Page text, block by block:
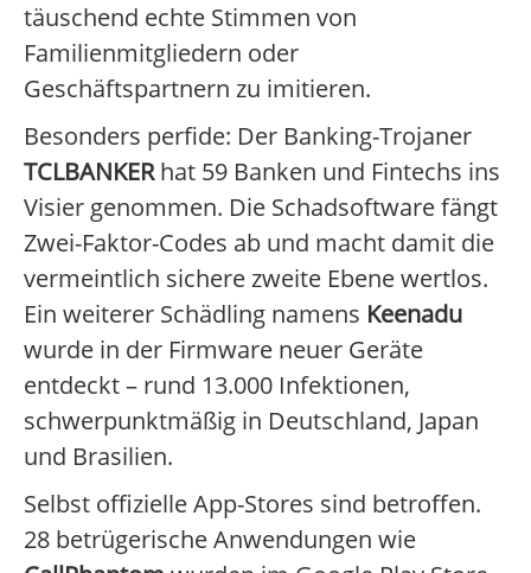
täuschend echte Stimmen von
Familienmitgliedern oder
Geschäftspartnern zu imitieren.
Besonders perfide: Der Banking-Trojaner
TCLBANKERhat 59 Banken und Fintechs ins
Visier genommen. Die Schadsoftware fängt
Zwei-Faktor-Codes ab und macht damit die
vermeintlich sichere zweite Ebene wertlos.
Ein weiterer Schädling namens Keenadu
wurde in der Firmware neuer Geräte
entdeckt – rund 13.000 Infektionen,
schwerpunktmäßig in Deutschland, Japan
und Brasilien.
Selbst offizielle App-Stores sind betroffen.
28 betrügerische Anwendungen wie